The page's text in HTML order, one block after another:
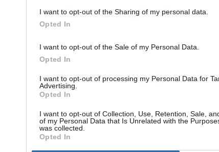
I want to opt-out of the Sharing of my personal data.
Opted In
I want to opt-out of the Sale of my Personal Data.
Opted In
I want to opt-out of processing my Personal Data for
Advertising.
Opted In
I want to opt-out of Collection, Use, Retention, Sale,
of my Personal Data that Is Unrelated with the
was collected.
Opted In
Últimas noticias
controles: "Nos lo esperábamos peor"
Última hora política, en directo: Interior reitera que los controles a